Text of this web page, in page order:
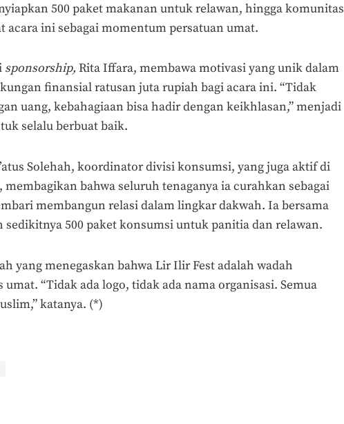
500 paket makanan untuk relawan, hingga komunitas
acara ini sebagai momentum persatuan umat.
sponsorship, Rita Iffara, membawa motivasi yang unik dalam
finansial ratusan juta rupiah bagi acara ini. “Tidak
uang, kebahagiaan bisa hadir dengan keikhlasan,” menjadi
selalu berbuat baik.
Solehah, koordinator divisi konsumsi, yang juga aktif di
bahwa seluruh tenaganya ia curahkan sebagai
membangun relasi dalam lingkar dakwah. Ia bersama
sedikitnya 500 paket konsumsi untuk panitia dan relawan.
yang menegaskan bahwa Lir Ilir Fest adalah wadah
“Tidak ada logo, tidak ada nama organisasi. Semua
katanya. (*)